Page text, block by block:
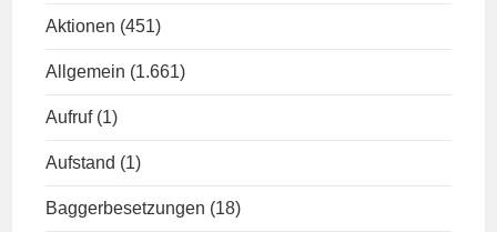
Aktionen (451)
Allgemein (1.661)
Aufruf (1)
Aufstand (1)
Baggerbesetzungen (18)